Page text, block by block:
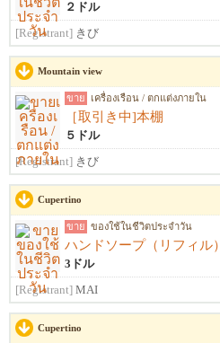
２ドル
[Registrant] きび
Mountain view
ขาย เครื่องเรือน / ตกแต่งภายใน
［取引き中]本棚
５ドル
[Registrant] きび
Cupertino
ขาย ของใช้ในชีวิตประจำวัน
ハンドソープ（リフィル）
3ドル
[Registrant] MAI
Cupertino